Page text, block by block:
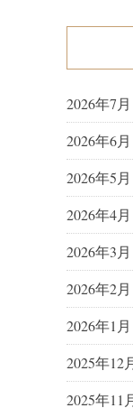
2026年7月
2026年6月
2026年5月
2026年4月
2026年3月
2026年2月
2026年1月
2025年12
2025年11